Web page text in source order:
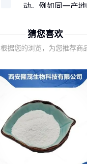
动。例如同一产
判断原料适用性
对象的消化吸收
二、为什么同样
原料检测报告中
储存中的氧化、
的原料比散装货的
不同动物的蛋氨
猜您喜欢
根据您的浏览，为您推荐商